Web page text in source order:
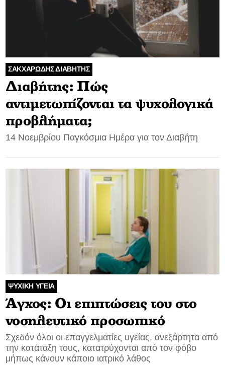
ΣΑΚΧΑΡΩΔΗΣ ΔΙΑΒΗΤΗΣ
Διαβήτης: Πώς
αντιμετωπίζονται τα ψυχολογικά
προβλήματα;
14 Νοεμβρίου Παγκόσμια Ημέρα για τον Διαβήτη
ΨΥΧΙΚΗ ΥΓΕΙΑ
Άγχος: Οι επιπτώσεις του στο
νοσηλευτικό προσωπικό
Σχεδόν όλοι οι επαγγελματίες υγείας, ανεξάρτητα από
την κατάταξη τους, κατατρύχονται από τον φόβο
μήπως κάνουν κάποιο ιατρικό λάθος